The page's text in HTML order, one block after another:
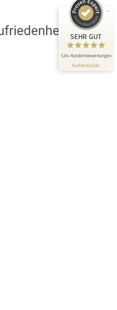
SEHR GUT
12k+ Kundenbewertungen
Authentizität
2.428
Bewertungen auf
ProvenExpert.com
Bewertungen von 3
anderen Quellen
Blick aufs ProvenExpert-Profil werfen
4.8.2026